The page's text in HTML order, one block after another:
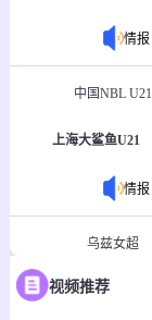
情报
中国NBL U21
上海大鲨鱼U21
情报
乌兹女超
塔什干火车头女足
视频推荐